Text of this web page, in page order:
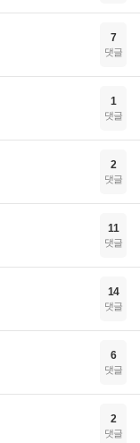
7
댓글
1
댓글
2
댓글
11
댓글
14
댓글
6
댓글
2
댓글